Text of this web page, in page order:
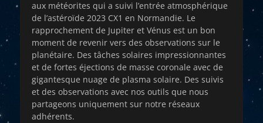
aux météorites qui a suivi l’entrée atmosphérique
de l’astéroïde 2023 CX1 en Normandie. Le
rapprochement de Jupiter et Vénus est un bon
moment de revenir vers des observations sur le
planétaire. Des tâches solaires impressionnantes
et de fortes éjections de masse coronale avec de
gigantesque nuage de plasma solaire. Des suivis
et des observations avec nos outils que nous
partageons uniquement sur notre réseaux
adhérents.